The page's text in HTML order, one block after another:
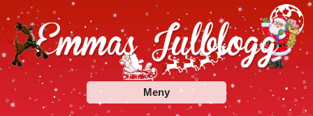
Skip
to
content
Emmas Julblogg
Julbloggar om julnyheter, julklappstips, julkalendrar,
adventskalendrar , julpyssel och julrecept!
Meny